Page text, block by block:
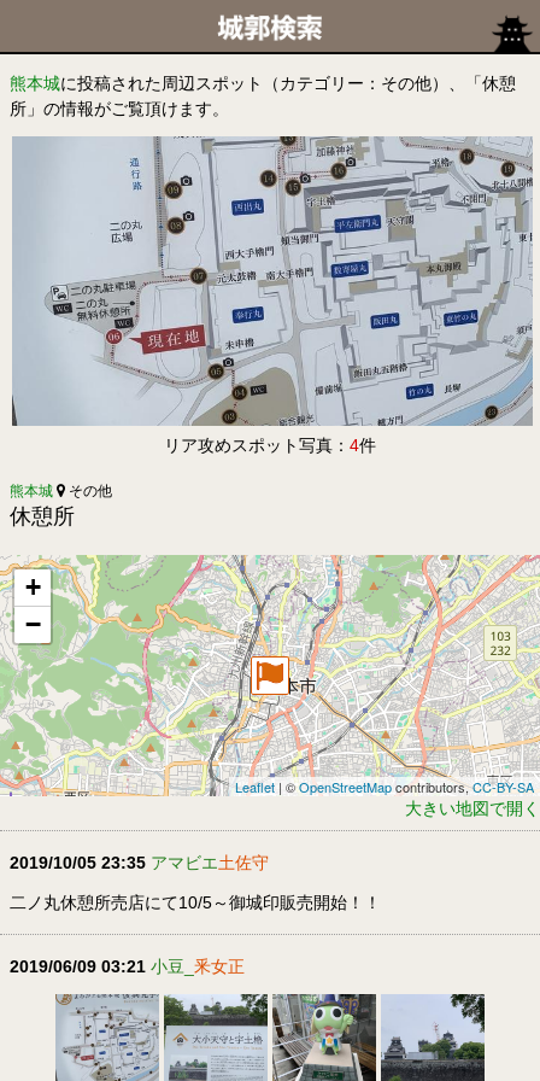
熊本城に投稿された周辺スポット（カテゴリー：その他）、「休憩
所」の情報がご覧頂けます。
リア攻めスポット写真： 4件
熊本城 その他
休憩所
+
−
Leaflet | ©OpenStreetMapcontributors,CC-BY-SA
大きい地図で開く
2019/10/05 23:35 アマビエ土佐守
二ノ丸休憩所売店にて10/5～御城印販売開始！！
2019/06/09 03:21 小豆_ 釆女正